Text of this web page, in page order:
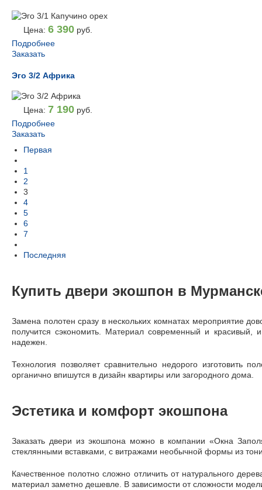
Цена: 6 390 руб.
Подробнее
Заказать
Эго 3/2 Африка
Цена: 7 190 руб.
Подробнее
Заказать
Первая
1
2
3
4
5
6
7
Последняя
Купить двери экошпон в
Замена полотен сразу в нескольких комнатах мероприятие
получится сэкономить. Материал современный и
надежен.
Технология позволяет сравнительно недорого изготовить
органично впишутся в дизайн квартиры или загородного дома.
Эстетика и комфорт экошпона
Заказать двери из экошпона можно в компании «Окна
стеклянными вставками, с витражами необычной формы из
Качественное полотно сложно отличить от натурального
материал заметно дешевле. В зависимости от сложности